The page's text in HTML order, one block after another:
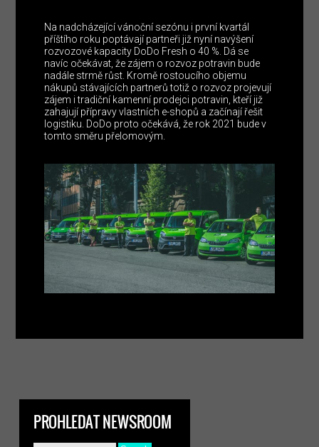
Na nadcházející vánoční sezónu i první kvartál
příštího roku poptávají partneři již nyní navýšení
rozvozové kapacity DoDo Fresh o 40 %. Dá se
navíc očekávat, že zájem o rozvoz potravin bude
nadále strmě růst. Kromě rostoucího objemu
nákupů stávajících partnerů totiž o rozvoz projevují
zájem i tradiční kamenní prodejci potravin, kteří již
zahajují přípravy vlastních e-shopů a začínají řešit
logistiku. DoDo proto očekává, že rok 2021 bude v
tomto směru přelomovým.
PROHLEDAT NEWSROOM